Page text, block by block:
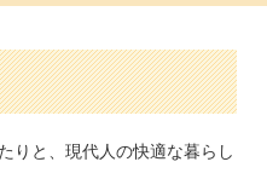
りと、現代人の快適な暮らし